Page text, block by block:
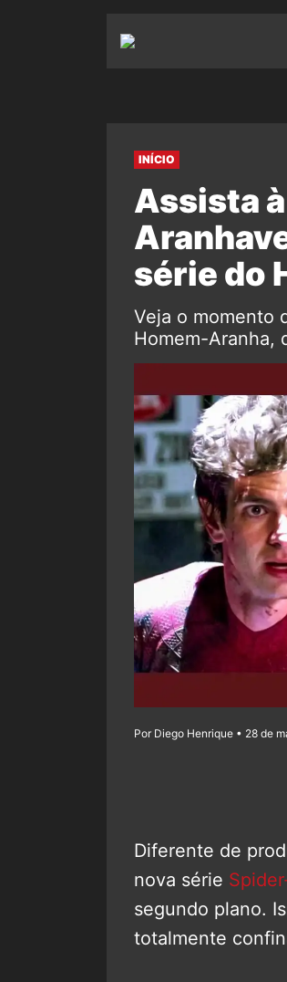
INÍCIO
Assista
série do
Veja o momento
Homem-Aranha,
Por Diego Henrique • 28 de
Diferente de
nova série
segundo plano.
totalmente